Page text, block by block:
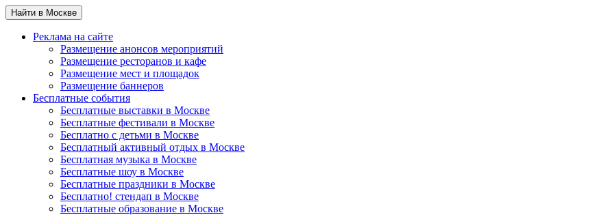
Найти в Москве
Реклама на сайте
Размещение анонсов мероприятий
Размещение ресторанов и кафе
Размещение мест и площадок
Размещение баннеров
Бесплатные события
Бесплатные выставки в Москве
Бесплатные фестивали в Москве
Бесплатно с детьми в Москве
Бесплатный активный отдых в Москве
Бесплатная музыка в Москве
Бесплатные шоу в Москве
Бесплатные праздники в Москве
Бесплатно! стендап в Москве
Бесплатные образование в Москве